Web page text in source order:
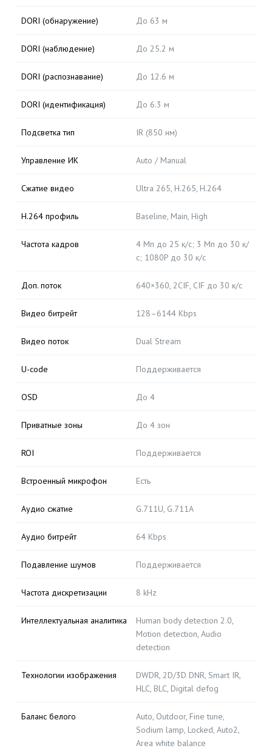
DORI (обнаружение) До 63 м
DORI (наблюдение) До 25.2 м
DORI (распознавание) До 12.6 м
DORI (идентификация) До 6.3 м
Подсветка тип IR (850 нм)
Управление ИК Auto / Manual
Сжатие видео Ultra 265, H.265, H.264
H.264 профиль Baseline, Main, High
Частота кадров
4 Мп до 25 к/с; 3 Мп до 30 к/
с; 1080P до 30 к/с
Доп. поток 640×360, 2CIF, CIF до 30 к/с
Видео битрейт 128–6144 Kbps
Видео поток Dual Stream
U-code Поддерживается
OSD До 4
Приватные зоны До 4 зон
ROI Поддерживается
Встроенный микрофон Есть
Аудио сжатие G.711U, G.711A
Аудио битрейт 64 Kbps
Подавление шумов Поддерживается
Частота дискретизации 8 kHz
Интеллектуальная аналитика
Human body detection 2.0,
Motion detection, Audio
detection
Технологии изображения
DWDR, 2D/3D DNR, Smart IR,
HLC, BLC, Digital defog
Баланс белого
Auto, Outdoor, Fine tune,
Sodium lamp, Locked, Auto2,
Area white balance